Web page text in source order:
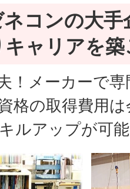
コンの大
ャリアを
！メーカーで
格の取得費用
ルアップが可